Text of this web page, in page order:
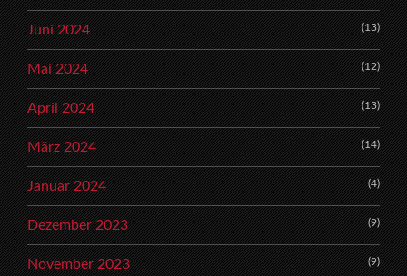
Juni 2024 (13)
Mai 2024 (12)
April 2024 (13)
März 2024 (14)
Januar 2024 (4)
Dezember 2023 (9)
November 2023 (9)